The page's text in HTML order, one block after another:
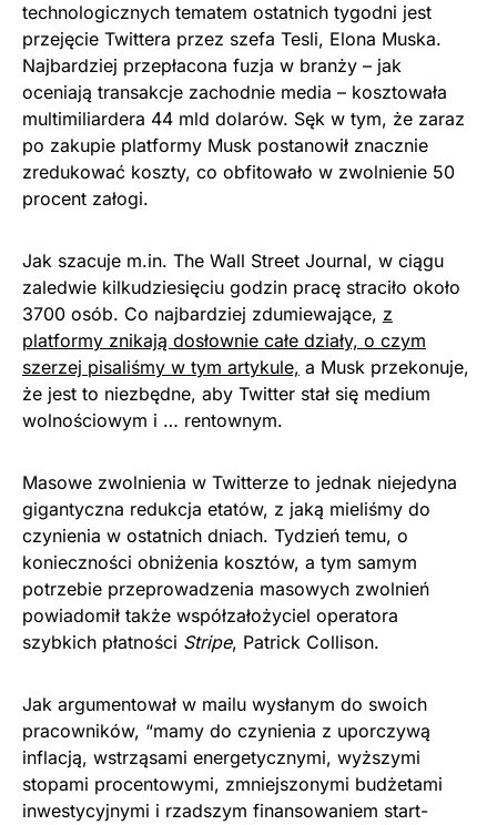
technologicznych tematem ostatnich tygodni jest
przejęcie Twittera przez szefa Tesli, Elona Muska.
Najbardziej przepłacona fuzja w branży – jak
oceniają transakcje zachodnie media – kosztowała
multimiliardera 44 mld dolarów. Sęk w tym, że zaraz
po zakupie platformy Musk postanowił znacznie
zredukować koszty, co obfitowało w zwolnienie 50
procent załogi.
Jak szacuje m.in. The Wall Street Journal, w ciągu
zaledwie kilkudziesięciu godzin pracę straciło około
3700 osób. Co najbardziej zdumiewające, z
platformy znikają dosłownie całe działy, o czym
szerzej pisaliśmy w tym artykule, a Musk przekonuje,
że jest to niezbędne, aby Twitter stał się medium
wolnościowym i … rentownym.
Masowe zwolnienia w Twitterze to jednak niejedyna
gigantyczna redukcja etatów, z jaką mieliśmy do
czynienia w ostatnich dniach. Tydzień temu, o
konieczności obniżenia kosztów, a tym samym
potrzebie przeprowadzenia masowych zwolnień
powiadomił także współzałożyciel operatora
szybkich płatności Stripe, Patrick Collison.
Jak argumentował w mailu wysłanym do swoich
pracowników, “mamy do czynienia z uporczywą
inflacją, wstrząsami energetycznymi, wyższymi
stopami procentowymi, zmniejszonymi budżetami
inwestycyjnymi i rzadszym finansowaniem start-